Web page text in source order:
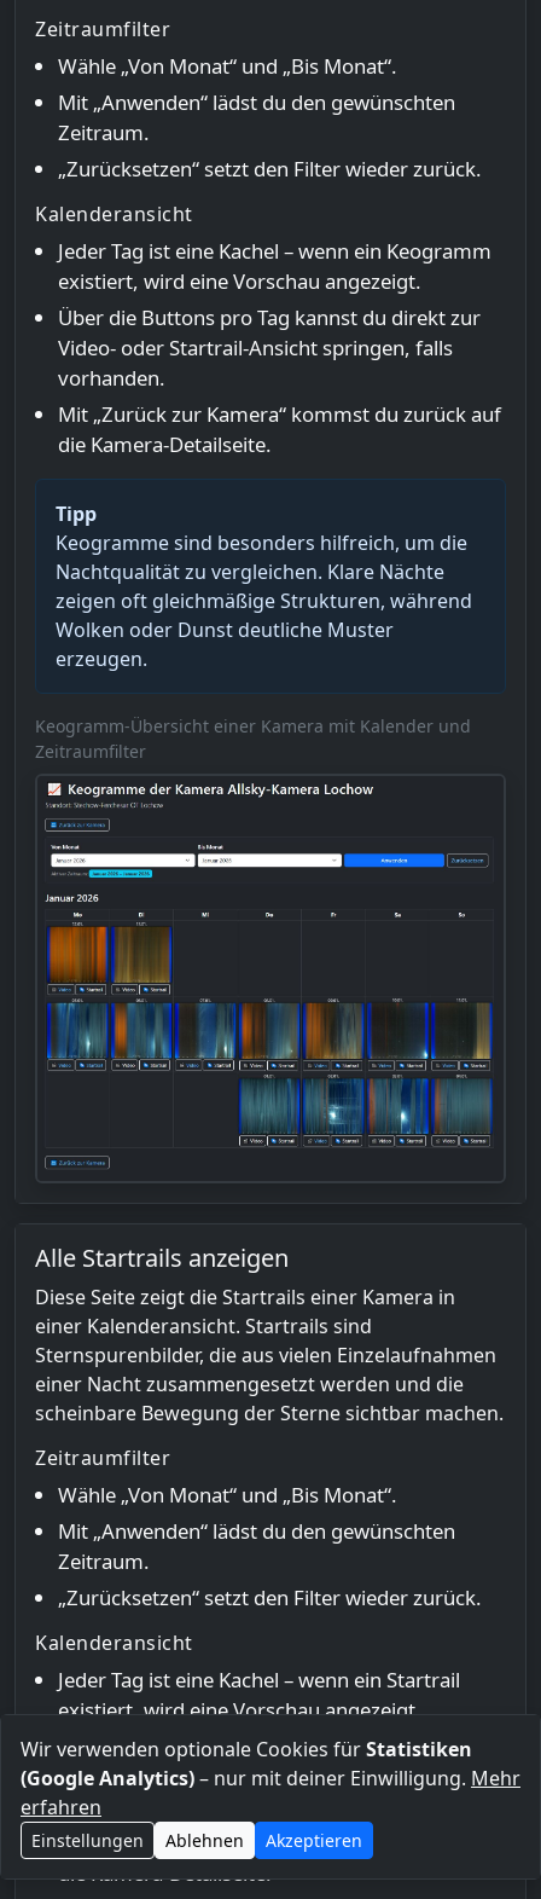
Wir verwenden optionale Cookies fürStatistiken
(Google Analytics)– nur mit deiner Einwilligung. Mehr
erfahren
Einstellungen Ablehnen Akzeptieren
Zeitraumfilter
Wähle „Von Monat“ und „Bis Monat“.
Mit „Anwenden“ lädst du den gewünschten
Zeitraum.
„Zurücksetzen“ setzt den Filter wieder zurück.
Kalenderansicht
Jeder Tag ist eine Kachel – wenn ein Keogramm
existiert, wird eine Vorschau angezeigt.
Über die Buttons pro Tag kannst du direkt zur
Video- oder Startrail-Ansicht springen, falls
vorhanden.
Mit „Zurück zur Kamera“ kommst du zurück auf
die Kamera-Detailseite.
Tipp
Keogramme sind besonders hilfreich, um die
Nachtqualität zu vergleichen. Klare Nächte
zeigen oft gleichmäßige Strukturen, während
Wolken oder Dunst deutliche Muster
erzeugen.
Keogramm-Übersicht einer Kamera mit Kalender und
Zeitraumfilter
Alle Startrails anzeigen
Diese Seite zeigt die Startrails einer Kamera in
einer Kalenderansicht. Startrails sind
Sternspurenbilder, die aus vielen Einzelaufnahmen
einer Nacht zusammengesetzt werden und die
scheinbare Bewegung der Sterne sichtbar machen.
Zeitraumfilter
Wähle „Von Monat“ und „Bis Monat“.
Mit „Anwenden“ lädst du den gewünschten
Zeitraum.
„Zurücksetzen“ setzt den Filter wieder zurück.
Kalenderansicht
Jeder Tag ist eine Kachel – wenn ein Startrail
existiert, wird eine Vorschau angezeigt.
Über die Buttons pro Tag kannst du direkt zur
Video- oder Keogramm-Ansicht springen, falls
vorhanden.
Mit „Zurück zur Kamera“ kommst du zurück auf